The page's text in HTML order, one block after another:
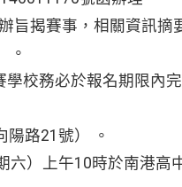
旨揭賽事，相關資訊摘
。
校務必於報名期限內
路21號） 。
六）上午10時於南港高